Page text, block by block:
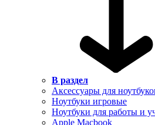
В раздел
Аксессуары для
Ноутбуки игровые
Ноутбуки для работы и
Apple Macbook